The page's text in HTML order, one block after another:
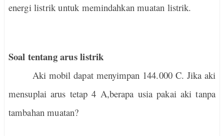
energi listrik untuk memindahkan muatan listrik.
Soal tentang arus listrik
Aki mobil dapat menyimpan 144.000 C. Jika aki
mensuplai arus tetap 4 A,berapa usia pakai aki tanpa
tambahan muatan?